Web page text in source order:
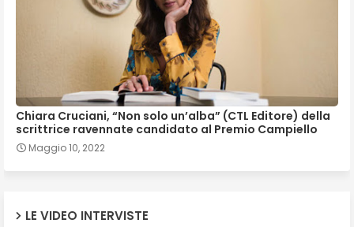
Chiara Cruciani, “Non solo un’alba” (CTL Editore) della
scrittrice ravennate candidato al Premio Campiello
Maggio 10, 2022
LE VIDEO INTERVISTE